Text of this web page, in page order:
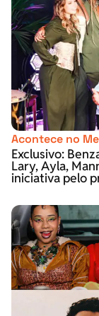
Acontece no
Exclusivo:
Lary, Ayla,
iniciativa pelo